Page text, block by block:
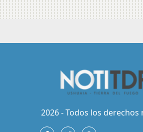
2026 - Todos los derechos